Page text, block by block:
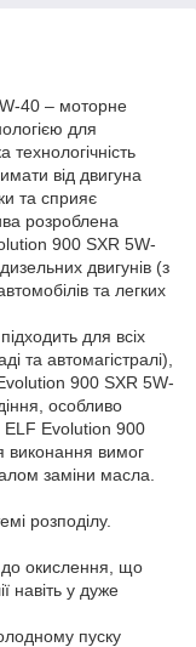
40 – моторне
для
від двигуна
та сприяє
розроблена
900 SXR 5W-
двигунів (з
та легких
для всіх
та автомагістралі),
900 SXR 5W-
особливо
ELF Evolution 900
виконання вимог
заміни масла.
розподілу.
до окислення, що
навіть у дуже
пуску